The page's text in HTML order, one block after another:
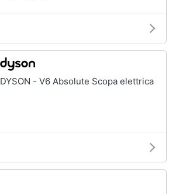
DYSON - V6 Absolute Scopa elettrica